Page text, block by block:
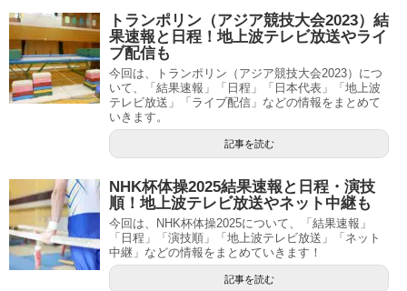
トランポリン（アジア競技大会2023）結
果速報と日程！地上波テレビ放送やライ
ブ配信も
今回は、トランポリン（アジア競技大会2023）につ
いて、「結果速報」「日程」「日本代表」「地上波
テレビ放送」「ライブ配信」などの情報をまとめて
いきます。
記事を読む
NHK杯体操2025結果速報と日程・演技
順！地上波テレビ放送やネット中継も
今回は、NHK杯体操2025について、「結果速報」
「日程」「演技順」「地上波テレビ放送」「ネット
中継」などの情報をまとめていきます！
記事を読む